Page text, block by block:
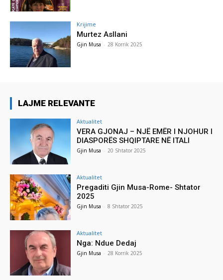
Krijime
Murtez Asllani
Gjin Musa - 28 Korrik 2025
LAJME RELEVANTE
Aktualitet
VERA GJONAJ – NJË EMËR I NJOHUR I
DIASPORËS SHQIPTARE NË ITALI
Gjin Musa - 20 Shtator 2025
Aktualitet
Pregaditi Gjin Musa-Rome- Shtator
2025
Gjin Musa - 8 Shtator 2025
Aktualitet
Nga: Ndue Dedaj
Gjin Musa - 28 Korrik 2025